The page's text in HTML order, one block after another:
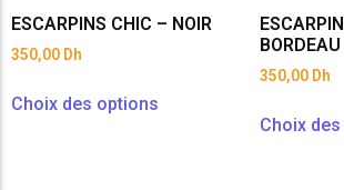
ESCARPINS CHIC – NOIR
350,00 Dh
Choix des options
BORDEAU
350,00 Dh
Choix